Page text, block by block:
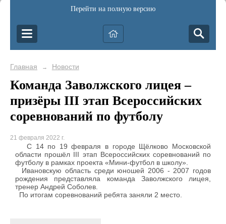
Перейти на полную версию
Главная → Новости
Команда Заволжского лицея –
призёры III этап Всероссийских
соревнований по футболу
21 февраля 2022 г.
С 14 по 19 февраля в городе Щёлково Московской
области прошёл III этап Всероссийских соревнований по
футболу в рамках проекта «Мини-футбол в школу».
Ивановскую область среди юношей 2006 - 2007 годов
рождения представляла команда Заволжского лицея,
тренер Андрей Соболев.
По итогам соревнований ребята заняли 2 место.